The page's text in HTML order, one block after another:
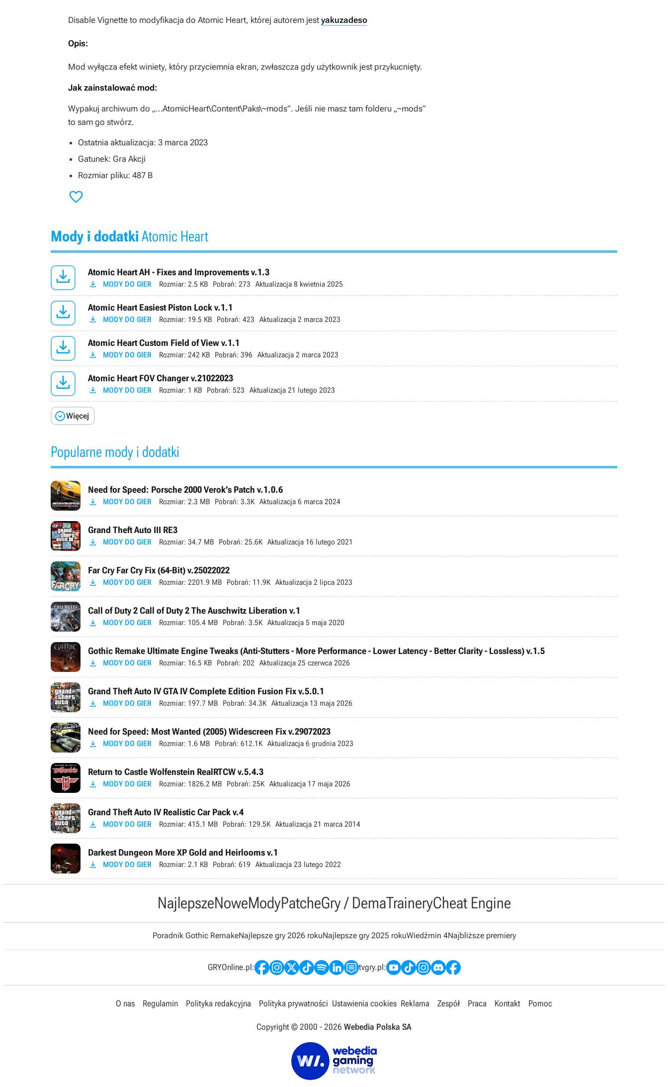
Disable Vignette to modyfikacja do Atomic Heart, której autorem jest yakuzadeso
Opis:
Mod wyłącza efekt winiety, który przyciemnia ekran, zwłaszcza gdy użytkownik jest przykucnięty.
Jak zainstalować mod:
Wypakuj archiwum do „…AtomicHeart\Content\Paks\~mods”. Jeśli nie masz tam folderu „~mods”
to sam go stwórz.
Ostatnia aktualizacja: 3 marca 2023
Gatunek: Gra Akcji
Rozmiar pliku: 487 B

Mody i dodatkiAtomic Heart
 Atomic Heart AH - Fixes and Improvements v.1.3
 MODY DO GIER Rozmiar: 2.5 KB Pobrań: 273 Aktualizacja 8 kwietnia 2025
 Atomic Heart Easiest Piston Lock v.1.1
 MODY DO GIER Rozmiar: 19.5 KB Pobrań: 423 Aktualizacja 2 marca 2023
 Atomic Heart Custom Field of View v.1.1
 MODY DO GIER Rozmiar: 242 KB Pobrań: 396 Aktualizacja 2 marca 2023
 Atomic Heart FOV Changer v.21022023
 MODY DO GIER Rozmiar: 1 KB Pobrań: 523 Aktualizacja 21 lutego 2023
Więcej
Popularne mody i dodatki
Need for Speed: Porsche 2000 Verok’s Patch v.1.0.6
 MODY DO GIER Rozmiar: 2.3 MB Pobrań: 3.3K Aktualizacja 6 marca 2024
Grand Theft Auto III RE3
 MODY DO GIER Rozmiar: 34.7 MB Pobrań: 25.6K Aktualizacja 16 lutego 2021
Far Cry Far Cry Fix (64-Bit) v.25022022
 MODY DO GIER Rozmiar: 2201.9 MB Pobrań: 11.9K Aktualizacja 2 lipca 2023
Call of Duty 2 Call of Duty 2 The Auschwitz Liberation v.1
 MODY DO GIER Rozmiar: 105.4 MB Pobrań: 3.5K Aktualizacja 5 maja 2020
Gothic Remake Ultimate Engine Tweaks (Anti-Stutters - More Performance - Lower Latency - Better Clarity - Lossless) v.1.5
 MODY DO GIER Rozmiar: 16.5 KB Pobrań: 202 Aktualizacja 25 czerwca 2026
Grand Theft Auto IV GTA IV Complete Edition Fusion Fix v.5.0.1
 MODY DO GIER Rozmiar: 197.7 MB Pobrań: 34.3K Aktualizacja 13 maja 2026
Need for Speed: Most Wanted (2005) Widescreen Fix v.29072023
 MODY DO GIER Rozmiar: 1.6 MB Pobrań: 612.1K Aktualizacja 6 grudnia 2023
Return to Castle Wolfenstein RealRTCW v.5.4.3
 MODY DO GIER Rozmiar: 1826.2 MB Pobrań: 25K Aktualizacja 17 maja 2026
Grand Theft Auto IV Realistic Car Pack v.4
 MODY DO GIER Rozmiar: 415.1 MB Pobrań: 129.5K Aktualizacja 21 marca 2014
Darkest Dungeon More XP Gold and Heirlooms v.1
 MODY DO GIER Rozmiar: 2.1 KB Pobrań: 619 Aktualizacja 23 lutego 2022
NajlepszeNoweModyPatcheGry / DemaTraineryCheat Engine
Poradnik Gothic RemakeNajlepsze gry 2026 rokuNajlepsze gry 2025 rokuWiedźmin 4Najbliższe premiery
GRYOnline.pl: tvgry.pl:
O nas Regulamin Polityka redakcyjna Polityka prywatności Ustawienia cookies Reklama Zespół Praca Kontakt Pomoc
Copyright © 2000 - 2026 Webedia Polska SA